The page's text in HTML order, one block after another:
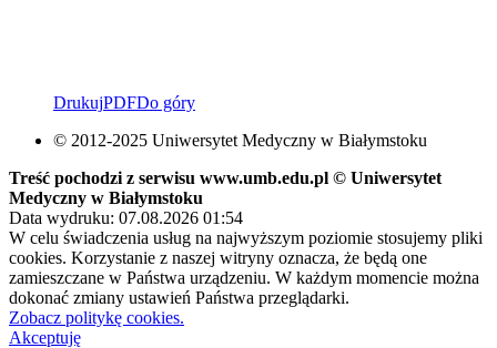
DrukujPDFDo góry
© 2012-2025 Uniwersytet Medyczny w Białymstoku
Treść pochodzi z serwisu www.umb.edu.pl © Uniwersytet
Medyczny w Białymstoku
Data wydruku: 07.08.2026 01:54
W celu świadczenia usług na najwyższym poziomie stosujemy pliki
cookies. Korzystanie z naszej witryny oznacza, że będą one
zamieszczane w Państwa urządzeniu. W każdym momencie można
dokonać zmiany ustawień Państwa przeglądarki.
Zobacz politykę cookies.
Akceptuję